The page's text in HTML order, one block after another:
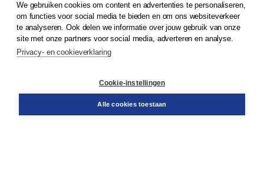
© 2026Koninklijke Boom uitgevers
Klantenservice
Service & informatie
Contact
We gebruiken cookies om content en advertenties te personaliseren,
om functies voor social media te bieden en om ons websiteverkeer
te analyseren. Ook delen we informatie over jouw gebruik van onze
site met onze partners voor social media, adverteren en analyse.
Privacy- en cookieverklaring
Cookie-instellingen
Alle cookies toestaan